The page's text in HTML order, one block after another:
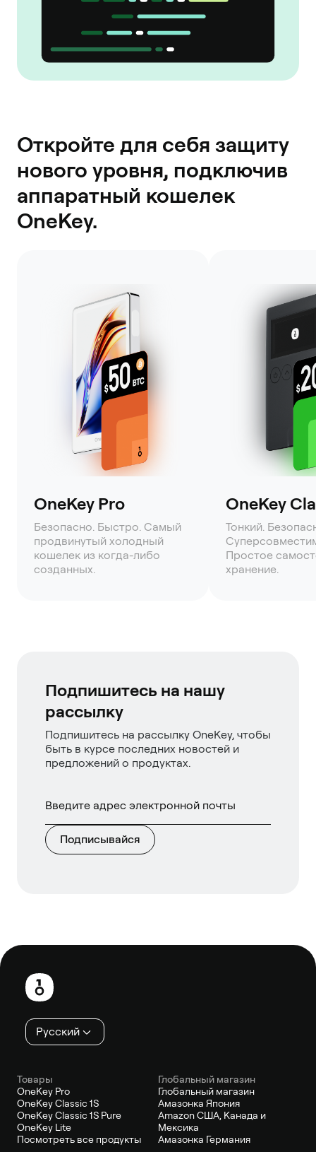
Откройте для себя защиту
нового уровня, подключив
аппаратный кошелек
OneKey.
OneKey Pro
Безопасно. Быстро. Самый
продвинутый холодный
кошелек из когда-либо
созданных.
OneKey
Тонкий.
Простое
хранение.
Подпишитесь на нашу
рассылку
Подпишитесь на рассылку OneKey, чтобы
быть в курсе последних новостей и
предложений о продуктах.
Подписывайся
Нижний
колонтитул
Русский
Товары
OneKey Pro
OneKey Classic 1S
OneKey Classic 1S Pure
OneKey Lite
Посмотреть все продукты
Глобальный магазин
Глобальный магазин
Амазонка Япония
Amazon США, Канада и
Мексика
Амазонка Германия